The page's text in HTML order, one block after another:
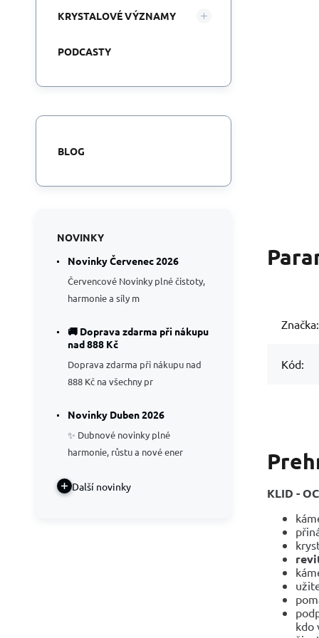
Značka:
Kód:
KLID -
kdo
KRYSTALOVÉ VÝZNAMY
PODCASTY
BLOG
NOVINKY
Novinky Červenec 2026
Červencové Novinky plné čistoty,
harmonie a síly m
🚚 Doprava zdarma při nákupu
nad 888 Kč
Doprava zdarma při nákupu nad
888 Kč na všechny pr
Novinky Duben 2026
✨ Dubnové novinky plné
harmonie, růstu a nové ener
Další novinky